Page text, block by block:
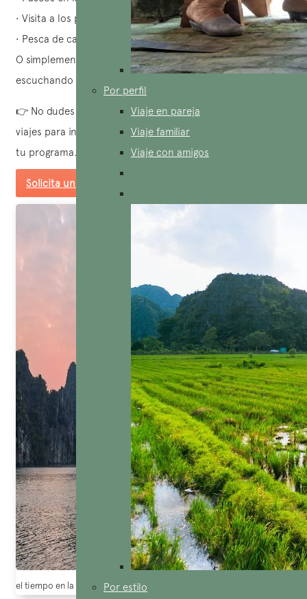
Por perfil
Viaje en pareja
Viaje familiar
Viaje con amigos
Por estilo
• Visita a los pueblos de pescadores, las cuevas,
• Pesca de calamares… 🌊🦑
O simplemente meditar en la cubierta de un junco,
escuchando el murmullo del agua.
👉 No dudes en ponerte en contacto con tu agencia de
viajes para incluir esta original y apasionante actividad en
tu programa.
Solicita un presupuesto a medida
el tiempo en la bahía de halong en noviembre – puesta de sol en la